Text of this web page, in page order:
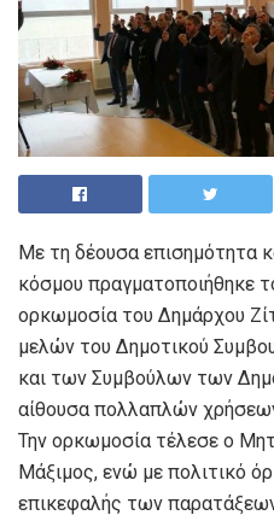
Με τη δέουσα επισημότητα
κόσμου πραγματοποιήθηκε
ορκωμοσία του Δημάρχου
μελών του Δημοτικού
και των Συμβούλων των
αίθουσα πολλαπλών
Την ορκωμοσία τέλεσε ο
Μάξιμος, ενώ με πολιτικό
επικεφαλής των